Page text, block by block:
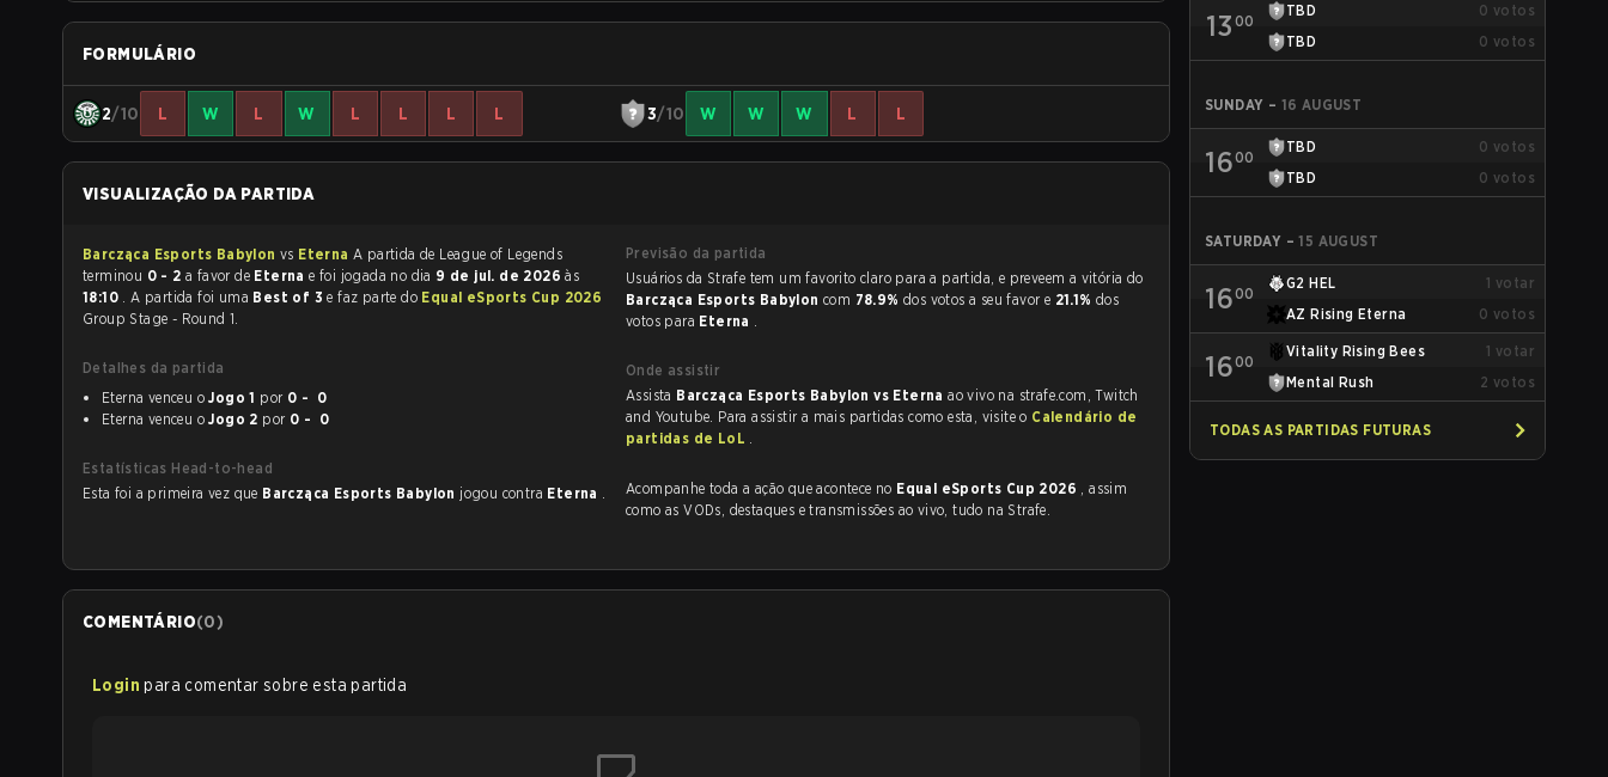
FORMULÁRIO
2/10 L W L W L L L L 3/10 W W W L L
VISUALIZAÇÃO DA PARTIDA
Barcząca Esports Babylon vs Eterna A partida de League of Legends
terminou 0 - 2 a favor de Eterna e foi jogada no dia 9 de jul. de 2026às
18:10 . A partida foi uma Best of 3e faz parte do Equal eSports Cup 2026
Group Stage - Round 1.
Detalhes da partida
Eterna venceu oJogo 1 por
0 - 0
Eterna venceu oJogo 2 por 0 - 0
Estatísticas Head-to-head
Esta foi a primeira vez que Barcząca Esports Babylon jogou contra Eterna .
Previsão da partida
Usuários da Strafe tem um favorito claro para a partida, e preveem a vitória do
Barcząca Esports Babylon com 78.9% dos votos a seu favor e 21.1% dos
votos para Eterna .
Onde assistir
Assista Barcząca Esports Babylon vs Eternaao vivo na strafe.com, Twitch
and Youtube. Para assistir a mais partidas como esta, visite o Calendário de
partidas de LoL .
Acompanhe toda a ação que acontece no Equal eSports Cup 2026 , assim
como as VODs, destaques e transmissões ao vivo, tudo na Strafe.
COMENTÁRIO(0)
Login para comentar sobre esta partida
13 00
TBD 0 votos
TBD
0 votos
SUNDAY – 16 AUGUST
1600
TBD 0 votos
TBD
0 votos
SATURDAY – 15 AUGUST
1600
G2 HEL 1 votar
AZ Rising Eterna
0 votos
1600
Vitality Rising Bees 1 votar
Mental Rush
2 votos
TODAS AS PARTIDAS FUTURAS